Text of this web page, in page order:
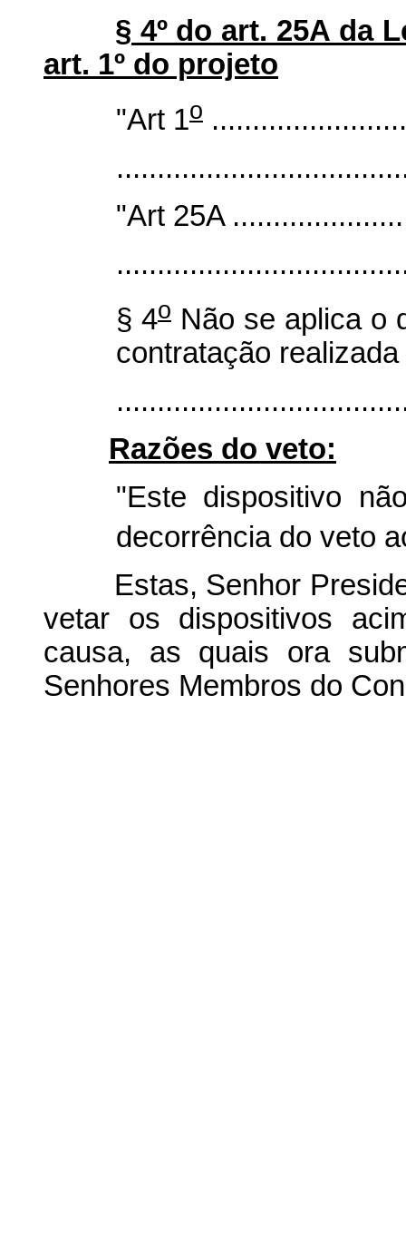
§ 4º do art. 25A da
art. 1º do projeto
"Art 1o
"Art 25A
§ 4oNão se aplica o
contratação
Razões do veto:
"Este dispositivo
decorrência do veto
Estas, Senhor
vetar os dispositivos
causa, as quais ora
Senhores Membros do